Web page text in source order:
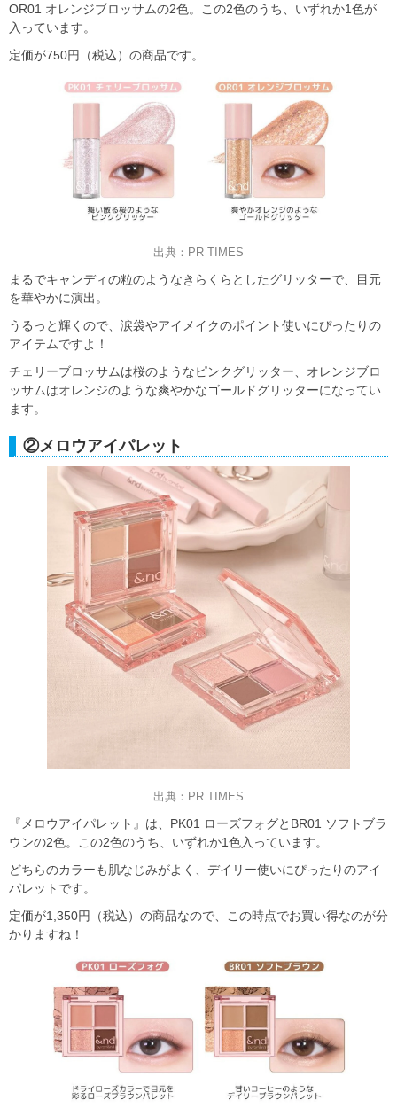
OR01 オレンジブロッサムの2色。この2色のうち、いずれか1色が
入っています。
定価が750円（税込）の商品です。
出典：PR TIMES
まるでキャンディの粒のようなきらくらとしたグリッターで、目元
を華やかに演出。
うるっと輝くので、涙袋やアイメイクのポイント使いにぴったりの
アイテムですよ！
チェリーブロッサムは桜のようなピンクグリッター、オレンジブロ
ッサムはオレンジのような爽やかなゴールドグリッターになってい
ます。
②メロウアイパレット
出典：PR TIMES
『メロウアイパレット』は、PK01 ローズフォグとBR01 ソフトブラ
ウンの2色。この2色のうち、いずれか1色入っています。
どちらのカラーも肌なじみがよく、デイリー使いにぴったりのアイ
パレットです。
定価が1,350円（税込）の商品なので、この時点でお買い得なのが分
かりますね！